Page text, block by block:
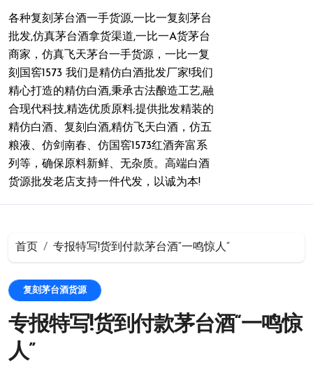
各种复刻茅台酒一手货源,一比一复刻茅台
批发,仿真茅台酒拿货渠道,一比一A货茅台
商家，仿真飞天茅台一手货源，一比一复
刻国窖1573 我们是精仿白酒批发厂家!我们
精心打造的精仿白酒,秉承古法酿造工艺,融
合现代科技,精选优质原料;提供批发精装的
精仿白酒、复刻白酒,精仿飞天白酒，仿五
粮液、仿剑南春、仿国窖1573红酒奔富系
列等，确保原料新鲜、无杂质。高端白酒
货源批发老店支持一件代发，以诚为本!
首页 专报特写!货到付款茅台酒“一鸣惊人”
复刻茅台酒货源
专报特写!货到付款茅台酒“一鸣惊
人”